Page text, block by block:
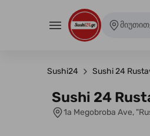
Sushi24 Sushi 24
Sushi 24
1a Megobroba Ave,